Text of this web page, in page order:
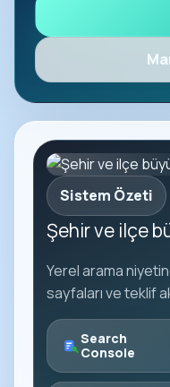
Sistem Özeti
Şehir ve ilçe
Yerel arama
sayfaları ve teklif
Search
Console